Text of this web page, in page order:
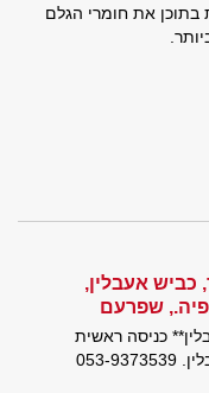
את חומרי הגלם
כביש אעבלין,
שפרעם
כניסה ראשית